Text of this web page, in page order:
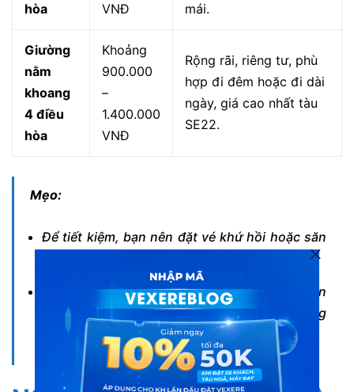
hòa
VNĐ
mái.
Giường
nằm
khoang
4 điều
hòa
Khoảng
900.000
–
1.400.000
VNĐ
Rộng rãi, riêng tư, phù
hợp đi đêm hoặc đi dài
ngày, giá cao nhất tàu
SE22.
Mẹo:
Để tiết kiệm, bạn nên đặt vé khứ hồi hoặc săn
Hãy kiểm tra kỹ thông tin trước khi thanh toán
để đảm bảo chọn đúng loại ghế/giường mong
muốn với giá hợp lý nhất.